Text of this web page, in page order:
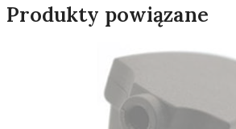
Produkty powiązane